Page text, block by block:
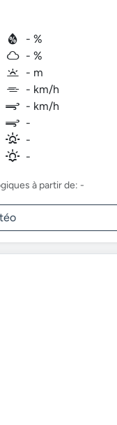
- %
- %
- m
- km/h
- km/h
-
-
-
à partir de: -